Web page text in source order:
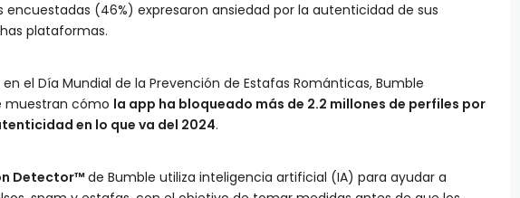
encuestadas (46%) expresaron ansiedad por la autenticidad de sus
plataformas.
el Día Mundial de la Prevención de Estafas Románticas, Bumble
muestran cómo la app ha bloqueado más de 2.2 millones de perfiles por
en lo que va del 2024.
Detector™de Bumble utiliza inteligencia artificial (IA) para ayudar a